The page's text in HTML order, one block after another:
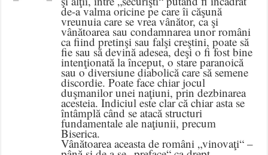
de-a valma oricine pe care îi căşună
vreunuia care se vrea vânător, ca şi
vânătoarea sau condamnarea unor români
ca fiind pretinşi sau falşi creştini, poate să
fie sau să devină adesea, deşi o fi fost bine
intenţionată la început, o stare paranoică
sau o diversiune diabolică care să semene
discordie. Poate face chiar jocul
duşmanilor unei naţiuni, prin dezbinarea
acesteia. Indiciul este clar că chiar asta se
întâmplă când se atacă structuri
fundamentale ale naţiunii, precum
Biserica.
Vânătoarea aceasta de români „vinovaţi“ –